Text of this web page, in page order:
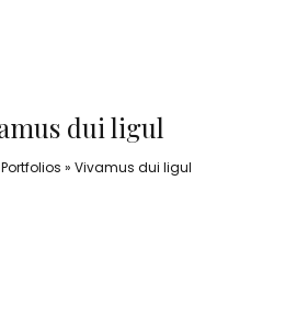
dui ligul
Portfolios » Vivamus dui ligul